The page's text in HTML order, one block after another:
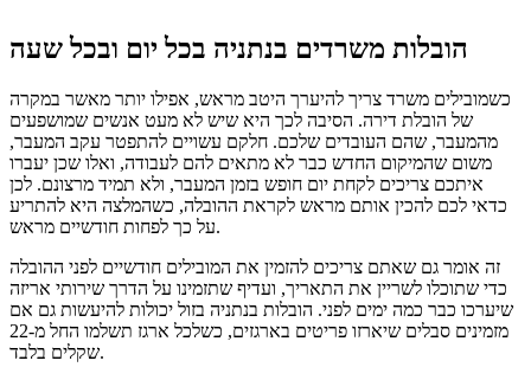
הובלות משרדים בנתניה בכל יום ובכל שעה
כשמובילים משרד צריך להיערך היטב מראש, אפילו יותר מאשר במקרה
של הובלת דירה. הסיבה לכך היא שיש לא מעט אנשים שמושפעים
מהמעבר, שהם העובדים שלכם. חלקם עשויים להתפטר עקב המעבר,
משום שהמיקום החדש כבר לא מתאים להם לעבודה, ואלו שכן יעברו
איתכם צריכים לקחת יום חופש בזמן המעבר, ולא תמיד מרצונם. לכן
כדאי לכם להכין אותם מראש לקראת ההובלה, כשהמלצה היא להתריע
על כך לפחות חודשיים מראש.
זה אומר גם שאתם צריכים להזמין את המובילים חודשיים לפני ההובלה
כדי שתוכלו לשריין את התאריך, ועדיף שתזמינו על הדרך שירותי אריזה
שיערכו כבר כמה ימים לפני. הובלות בנתניה בזול יכולות להיעשות גם אם
מזמינים סבלים שיארזו פריטים בארגזים, כשלכל ארגז תשלמו החל מ-22
שקלים בלבד.